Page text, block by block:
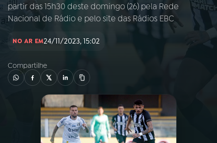
PROGRAMAS
partir das 15h30 deste domingo (26) pela Rede
Nacional de Rádio e pelo site das Rádios EBC
NO AR EM24/11/2023, 15:02
Compartilhe